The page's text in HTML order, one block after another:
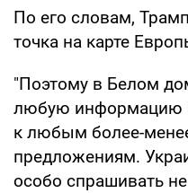
По его словам,
точка на карте
"Поэтому в Белом
любую информацию
к любым более-
предложениям.
особо спрашивать